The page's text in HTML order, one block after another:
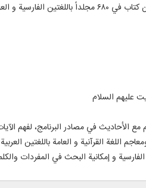
عليهم السلام
مع الأحاديث في مصادر البرنامج، لفهم
و إمكانية البحث في المفردات